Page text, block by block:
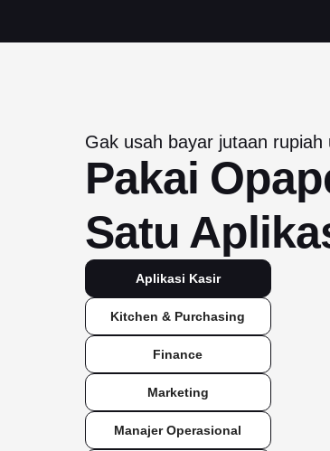
Gak usah bayar jutaan
Pakai
Satu
Aplikasi Kasir
Kitchen & Purchasing
Finance
Marketing
Manajer Operasional